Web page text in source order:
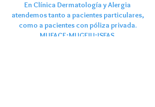
En Clínica Dermatología y Alergia
atendemos tanto a pacientes particulares,
como a pacientes con póliza privada.
MUFACE;MUGEJU;ISFAS.